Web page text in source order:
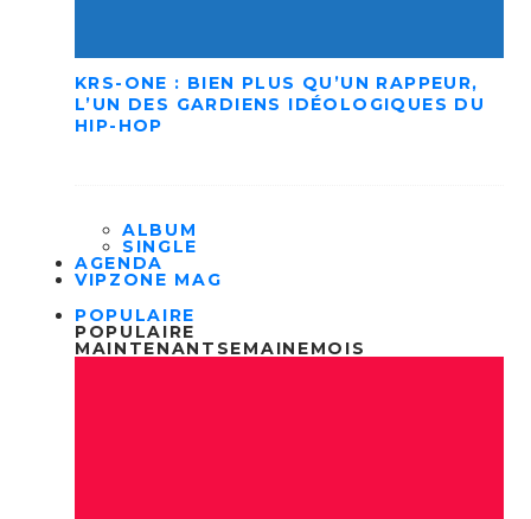
KRS-ONE : BIEN PLUS QU’UN RAPPEUR,
L’UN DES GARDIENS IDÉOLOGIQUES DU
HIP-HOP
ALBUM
SINGLE
AGENDA
VIPZONE MAG
POPULAIRE
POPULAIRE
MAINTENANT SEMAINEMOIS